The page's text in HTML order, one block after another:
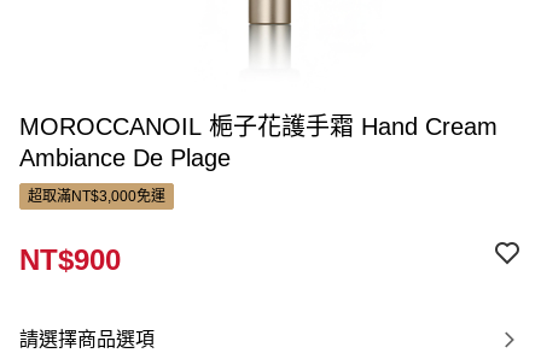
MOROCCANOIL 梔子花護手霜 Hand Cream
Ambiance De Plage
超取滿NT$3,000免運
NT$900
請選擇商品選項